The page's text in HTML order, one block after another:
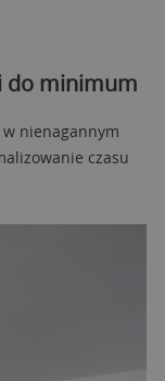
do minimum
nienagannym
czasu